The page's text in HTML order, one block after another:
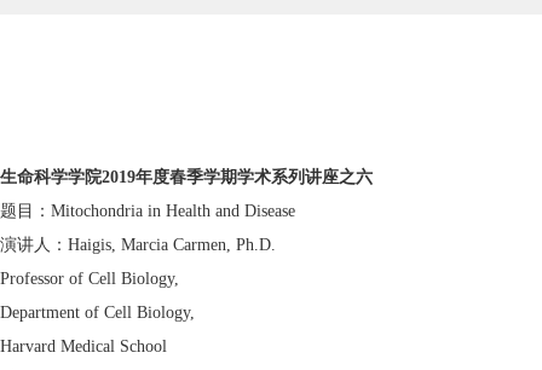
生命科学学院2019年度春季学期学术系列讲座之六
题目：Mitochondria in Health and Disease
演讲人：Haigis, Marcia Carmen, Ph.D.
Professor of Cell Biology,
Department of Cell Biology,
Harvard Medical School